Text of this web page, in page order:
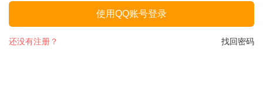
使用QQ账号登录
找回密码
还没有注册？